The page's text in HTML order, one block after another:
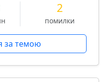
2
помилки
за темою